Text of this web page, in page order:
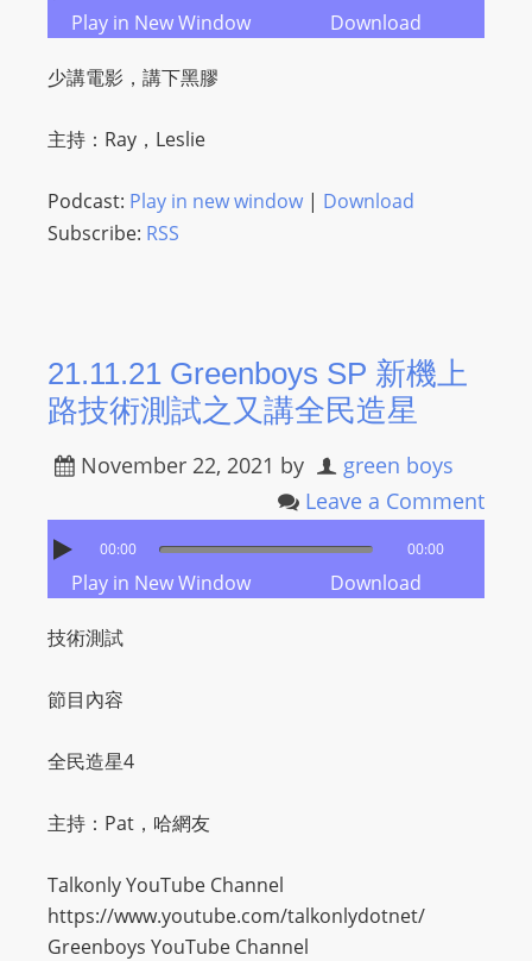
Play in New Window Download
少講電影，講下黑膠
主持：Ray，Leslie
Podcast: Play in new window| Download
Subscribe: RSS
21.11.21 Greenboys SP 新機上
路技術測試之又講全民造星
November 22, 2021 by
green boys
Leave a Comment
00:00 00:00
Play in New Window Download
技術測試
節目內容
全民造星4
主持：Pat，哈網友
Talkonly YouTube Channel
https://www.youtube.com/talkonlydotnet/
Greenboys YouTube Channel